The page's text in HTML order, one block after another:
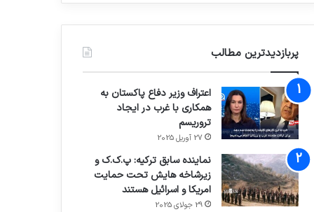
پربازدیدترین مطالب
اعتراف وزیر دفاع پاکستان به
همکاری با غرب در ایجاد
تروریسم
27 آوریل 2025
نماینده سابق ترکیه: پ.ک.ک و
زیرشاخه هایش تحت حمایت
امریکا و اسرائیل هستند
29 جولای 2025